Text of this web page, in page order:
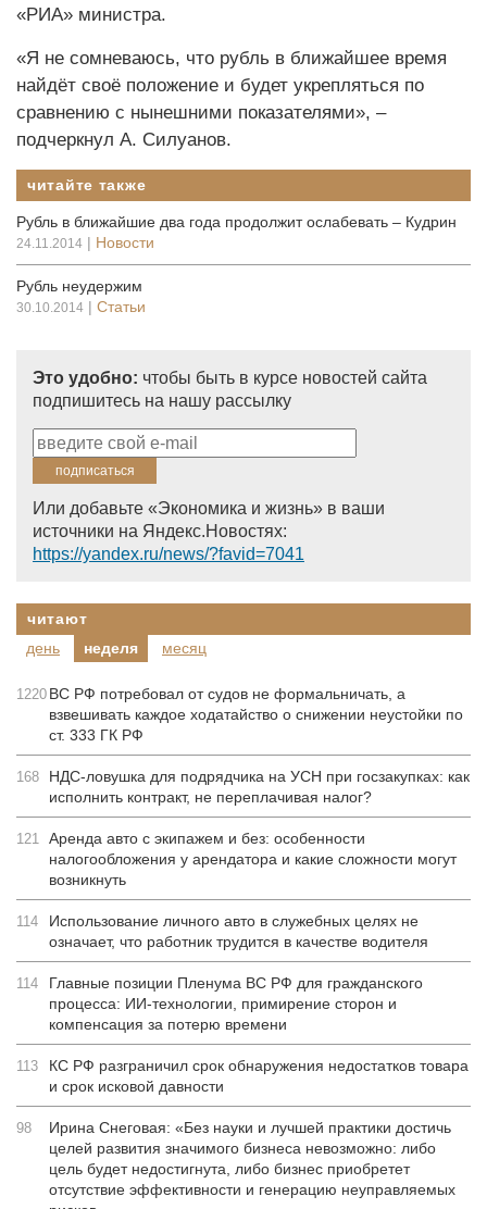
«РИА» министра.
«Я не сомневаюсь, что рубль в ближайшее время
найдёт своё положение и будет укрепляться по
сравнению с нынешними показателями», –
подчеркнул А. Силуанов.
читайте также
Рубль в ближайшие два года продолжит ослабевать – Кудрин
24.11.2014 | Новости
Рубль неудержим
30.10.2014 | Статьи
Это удобно: чтобы быть в курсе новостей сайта
подпишитесь на нашу рассылку
Или добавьте «Экономика и жизнь» в ваши
источники на Яндекс.Новостях:
https://yandex.ru/news/?favid=7041
читают
день
неделя месяц
1220 ВС РФ потребовал от судов не формальничать, а
взвешивать каждое ходатайство о снижении неустойки по
ст. 333 ГК РФ
168
НДС-ловушка для подрядчика на УСН при госзакупках: как
исполнить контракт, не переплачивая налог?
121 Аренда авто с экипажем и без: особенности
налогообложения у арендатора и какие сложности могут
возникнуть
114
Использование личного авто в служебных целях не
означает, что работник трудится в качестве водителя
114
Главные позиции Пленума ВС РФ для гражданского
процесса: ИИ-технологии, примирение сторон и
компенсация за потерю времени
113
КС РФ разграничил срок обнаружения недостатков товара
и срок исковой давности
98
Ирина Снеговая: «Без науки и лучшей практики достичь
целей развития значимого бизнеса невозможно: либо
цель будет недостигнута, либо бизнес приобретет
отсутствие эффективности и генерацию неуправляемых